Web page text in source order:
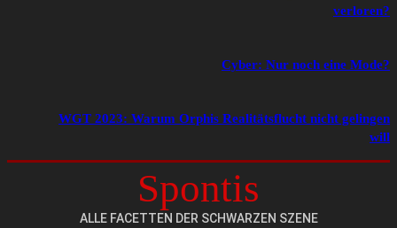
verloren?
Cyber: Nur noch eine Mode?
WGT 2023: Warum Orphis Realitätsflucht nicht gelingen
will
Spontis
ALLE FACETTEN DER SCHWARZEN SZENE